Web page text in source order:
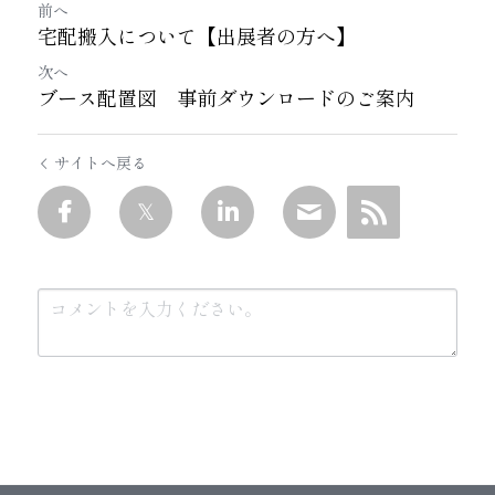
前へ
宅配搬入について【出展者の方へ】
次へ
ブース配置図 事前ダウンロードのご案内
サイトへ戻る